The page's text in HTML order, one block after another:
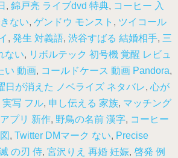
, 錦戸亮 ライブdvd 特典, コーヒー 入
ない, ゲンドウ モンスト , ツイコール
, 発生 対義語, 渋谷すばる 結婚相手, 三
ない, リボルテック 初号機 覚醒 レビュ
い 動画, コールドケース 動画 Pandora,
日が消えた ノベライズ ネタバレ, 心が
実写 フル, 申し伝える 家族, マッチング
プリ 新作, 野鳥の名前 漢字, コーヒー
, Twitter DMマーク ない, Precise
の刃 侍, 宮沢りえ 再婚 妊娠, 啓発 例